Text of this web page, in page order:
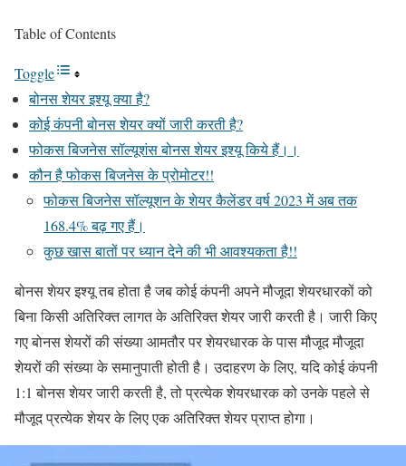
Table of Contents
Toggle
बोनस शेयर इश्यू क्या है?
कोई कंपनी बोनस शेयर क्यों जारी करती है?
फोकस बिजनेस सॉल्यूशंस बोनस शेयर इश्यू किये हैं।।
कौन है फोकस बिजनेस के प्रोमोटर!!
फोकस बिजनेस सॉल्यूशन के शेयर कैलेंडर वर्ष 2023 में अब तक
168.4% बढ़ गए हैं।
कुछ खास बातों पर ध्यान देने की भी आवश्यकता है!!
बोनस शेयर इश्यू तब होता है जब कोई कंपनी अपने मौजूदा शेयरधारकों को
बिना किसी अतिरिक्त लागत के अतिरिक्त शेयर जारी करती है। जारी किए
गए बोनस शेयरों की संख्या आमतौर पर शेयरधारक के पास मौजूद मौजूदा
शेयरों की संख्या के समानुपाती होती है। उदाहरण के लिए, यदि कोई कंपनी
1:1 बोनस शेयर जारी करती है, तो प्रत्येक शेयरधारक को उनके पहले से
मौजूद प्रत्येक शेयर के लिए एक अतिरिक्त शेयर प्राप्त होगा।